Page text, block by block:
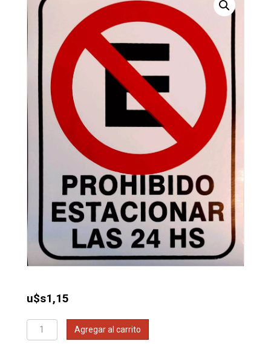
u$s1,15
Cartel
autoadhesivo
Agregar al carrito